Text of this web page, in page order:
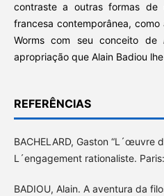
contraste a outras formas de
francesa contemporânea,
Worms com seu conceito de
apropriação que Alain Badiou
REFERÊNCIAS
BACHELARD, Gaston “L´œuvre
L´engagement rationaliste.
BADIOU, Alain. A aventura da